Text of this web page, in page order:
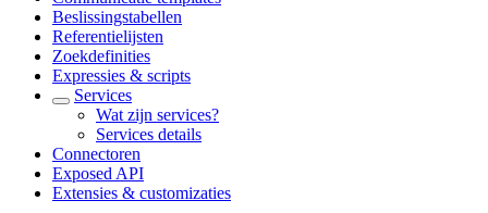
Beslissingstabellen
Referentielijsten
Zoekdefinities
Expressies & scripts
Services
Wat zijn services?
Services details
Connectoren
Exposed API
Extensies & customizaties